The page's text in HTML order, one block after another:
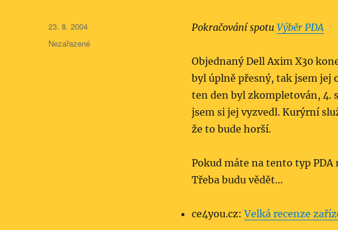
Pokračování spotu Výběr PDA
Objednaný Dell Axim X30
byl úplně přesný, tak jsem jej
ten den byl zkompletován, 4.
jsem si jej vyzvedl. Kurýrní
že to bude horší.
Pokud máte na tento typ
Třeba budu vědět…
ce4you.cz:Velká recenze
Publikováno:
23. 8. 2004
Rubriky:
Nezařazené